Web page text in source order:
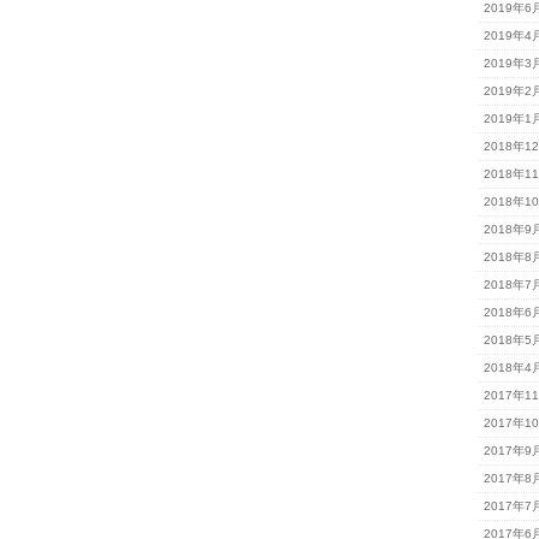
2019年6
2019年4
2019年3
2019年2
2019年1
2018年12
2018年11
2018年10
2018年9
2018年8
2018年7
2018年6
2018年5
2018年4
2017年11
2017年10
2017年9
2017年8
2017年7
2017年6